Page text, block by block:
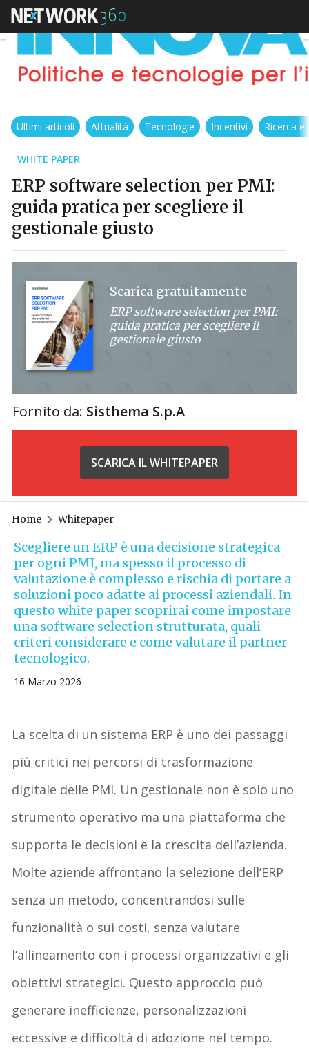
Ultimi articoli Attualità Tecnologie Incentivi Ricerca
WHITE PAPER
ERP software selection per PMI:
guida pratica per scegliere il
gestionale giusto
Scarica gratuitamente
ERP software selection per PMI:
guida pratica per scegliere il
gestionale giusto
Fornito da: Sisthema S.p.A
SCARICA IL WHITEPAPER
Home Whitepaper
Scegliere un ERP è una decisione strategica
per ogni PMI, ma spesso il processo di
valutazione è complesso e rischia di portare a
soluzioni poco adatte ai processi aziendali. In
questo white paper scoprirai come impostare
una software selection strutturata, quali
criteri considerare e come valutare il partner
tecnologico.
16 Marzo 2026
La scelta di un sistema ERP è uno dei passaggi
più critici nei percorsi di trasformazione
digitale delle PMI. Un gestionale non è solo uno
strumento operativo ma una piattaforma che
supporta le decisioni e la crescita dell’azienda.
Molte aziende affrontano la selezione dell’ERP
senza un metodo, concentrandosi sulle
funzionalità o sui costi, senza valutare
l’allineamento con i processi organizzativi e gli
obiettivi strategici. Questo approccio può
generare inefficienze, personalizzazioni
eccessive e difficoltà di adozione nel tempo.